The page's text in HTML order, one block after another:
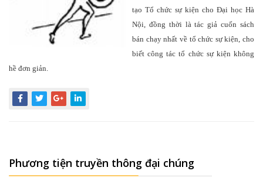
tạo Tổ chức sự kiện cho Đại học Hà
Nội, đồng thời là tác giả cuốn sách
bán chạy nhất về tổ chức sự kiện, cho
biết công tác tổ chức sự kiện không
hề đơn giản.
Phương tiện truyền thông đại chúng